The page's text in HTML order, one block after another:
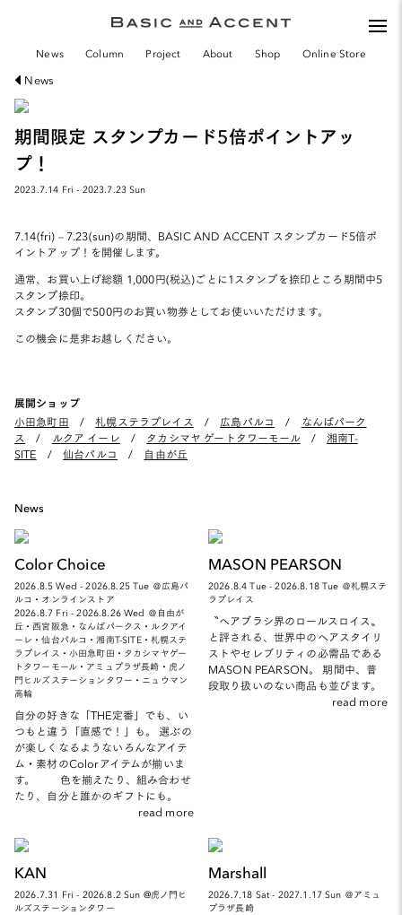
News Column Project About Shop Online Store
News
期間限定 スタンプカード5倍ポイントアッ
プ！
2023.7.14 Fri - 2023.7.23 Sun
7.14(fri) – 7.23(sun)の期間、BASIC AND ACCENT スタンプカード5倍ポ
イントアップ！を開催します。
通常、お買い上げ総額 1,000円(税込)ごとに1スタンプを捺印ところ期間中5
スタンプ捺印。
スタンプ30個で500円のお買い物券としてお使いいただけます。
この機会に是非お越しください。
展開ショップ
小田急町田 /札幌ステラプレイス /広島パルコ /
なんばパーク
ス
/ ルクア イーレ / タカシマヤ ゲートタワーモール /湘南T-
SITE /仙台パルコ / 自由が丘
News
Color Choice
2026.8.5 Wed - 2026.8.25 Tue ＠広島パ
ルコ・オンラインストア
2026.8.7 Fri - 2026.8.26 Wed ＠自由が
丘・西宮阪急・なんばパークス・ルクアイ
ーレ・仙台パルコ・湘南T-SITE・札幌ステ
ラプレイス・小田急町田・タカシマヤゲー
トタワーモール・アミュプラザ長崎・虎ノ
門ヒルズステーションタワー・ニュウマン
高輪
自分の好きな「THE定番」でも、い
つもと違う「直感で！」も。 選ぶの
が楽しくなるようないろんなアイテ
ム・素材のColorアイテムが揃いま
す。 色を揃えたり、組み合わせ
たり、自分と誰かのギフトにも。
read more
MASON PEARSON
2026.8.4 Tue - 2026.8.18 Tue ＠札幌ステ
ラプレイス
〝ヘアブラシ界のロールスロイス〟
と評される、世界中のヘアスタイリ
ストやセレブリティの必需品である
MASON PEARSON。 期間中、普
段取り扱いのない商品も並びます。
read more
KAN
2026.7.31 Fri - 2026.8.2 Sun @虎ノ門ヒ
ルズステーションタワー
Marshall
2026.7.18 Sat - 2027.1.17 Sun ＠アミュ
プラザ長崎